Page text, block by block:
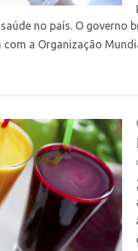
no país. O governo
a Organização